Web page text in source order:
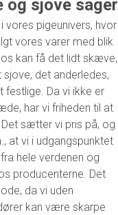
og sjove sager
vores pigeunivers, hvor
vores varer med blik
kan få det lidt skæve,
det anderledes,
festlige. Da vi ikke er
har vi friheden til at
sætter vi pris på, og
at vi i udgangspunktet
hele verdenen og
producenterne. Det
da vi uden
kan være skarpe